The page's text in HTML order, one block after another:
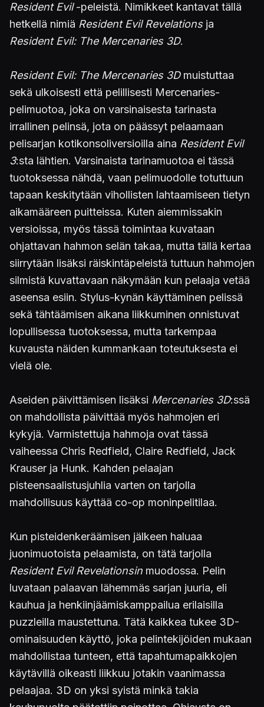
Resident Evil-peleistä. Nimikkeet kantavat tällä
hetkellä nimiä Resident Evil Revelationsja
Resident Evil: The Mercenaries 3D.
Resident Evil: The Mercenaries 3Dmuistuttaa
sekä ulkoisesti että pelillisesti Mercenaries-
pelimuotoa, joka on varsinaisesta tarinasta
irrallinen pelinsä, jota on päässyt pelaamaan
pelisarjan kotikonsoliversioilla aina Resident Evil
3:sta lähtien. Varsinaista tarinamuotoa ei tässä
tuotoksessa nähdä, vaan pelimuodolle totuttuun
tapaan keskitytään vihollisten lahtaamiseen tietyn
aikamääreen puitteissa. Kuten aiemmissakin
versioissa, myös tässä toimintaa kuvataan
ohjattavan hahmon selän takaa, mutta tällä kertaa
siirrytään lisäksi räiskintäpeleistä tuttuun hahmojen
silmistä kuvattavaan näkymään kun pelaaja vetää
aseensa esiin. Stylus-kynän käyttäminen pelissä
sekä tähtäämisen aikana liikkuminen onnistuvat
lopullisessa tuotoksessa, mutta tarkempaa
kuvausta näiden kummankaan toteutuksesta ei
vielä ole.
Aseiden päivittämisen lisäksi Mercenaries 3D:ssä
on mahdollista päivittää myös hahmojen eri
kykyjä. Varmistettuja hahmoja ovat tässä
vaiheessa Chris Redfield, Claire Redfield, Jack
Krauser ja Hunk. Kahden pelaajan
pisteensaalistusjuhlia varten on tarjolla
mahdollisuus käyttää co-op moninpelitilaa.
Kun pisteidenkeräämisen jälkeen haluaa
juonimuotoista pelaamista, on tätä tarjolla
Resident Evil Revelationsin muodossa. Pelin
luvataan palaavan lähemmäs sarjan juuria, eli
kauhua ja henkiinjäämiskamppailua erilaisilla
puzzleilla maustettuna. Tätä kaikkea tukee 3D-
ominaisuuden käyttö, joka pelintekijöiden mukaan
mahdollistaa tunteen, että tapahtumapaikkojen
käytävillä oikeasti liikkuu jotakin vaanimassa
pelaajaa. 3D on yksi syistä minkä takia